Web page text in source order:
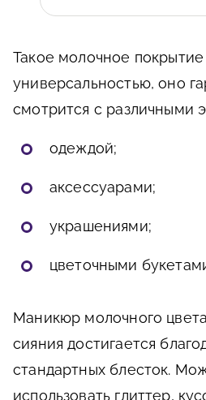
Такое молочное покрытие
универсальностью, оно
смотрится с различными
одеждой;
аксессуарами;
украшениями;
цветочными
Маникюр молочного
сияния достигается
стандартных блесток.
использовать глиттер,